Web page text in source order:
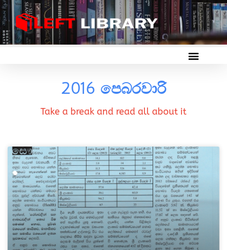
2016 පෙබරවාරි
Take a break and read all about it